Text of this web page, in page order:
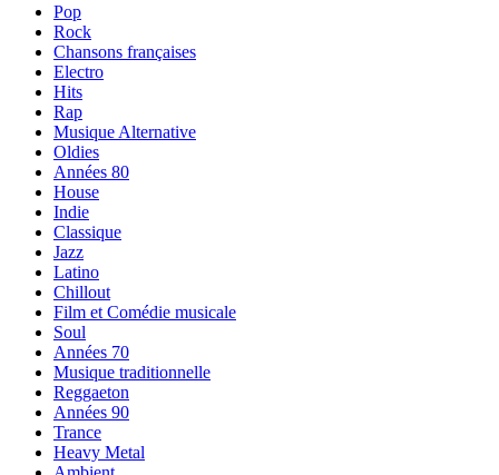
Pop
Rock
Chansons françaises
Electro
Hits
Rap
Musique Alternative
Oldies
Années 80
House
Indie
Classique
Jazz
Latino
Chillout
Film et Comédie musicale
Soul
Années 70
Musique traditionnelle
Reggaeton
Années 90
Trance
Heavy Metal